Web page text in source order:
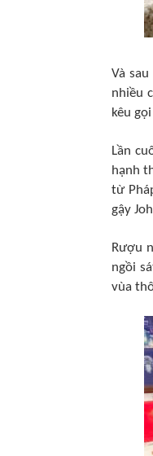
Và
nhiều
kêu
Lần
hạnh
từ
gậy
Rượu
ngồi
vùa